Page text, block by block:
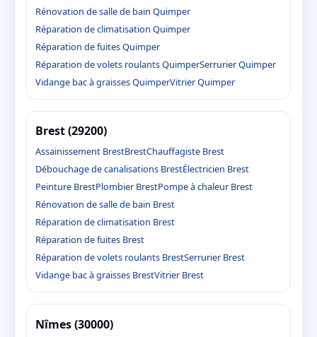
Rénovation de salle de bain Quimper
Réparation de climatisation Quimper
Réparation de fuites Quimper
Réparation de volets roulants QuimperSerrurier Quimper
Vidange bac à graisses QuimperVitrier Quimper
Brest (29200)
Assainissement BrestBrestChauffagiste Brest
Débouchage de canalisations BrestÉlectricien Brest
Peinture BrestPlombier BrestPompe à chaleur Brest
Rénovation de salle de bain Brest
Réparation de climatisation Brest
Réparation de fuites Brest
Réparation de volets roulants BrestSerrurier Brest
Vidange bac à graisses BrestVitrier Brest
Nîmes (30000)